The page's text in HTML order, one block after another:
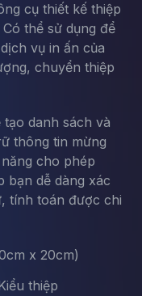
cụ thiết kế thiệp
thể sử dụng để
vụ in ấn của
chuyển thiệp
danh sách và
thông tin mừng
cho phép
bạn dễ dàng xác
tính toán được chi
x 20cm)
thiệp